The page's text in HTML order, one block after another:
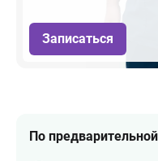
Записаться
По